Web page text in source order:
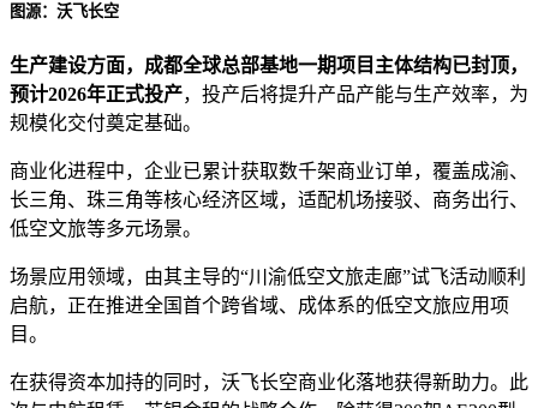
图源：沃飞长空
生产建设方面，成都全球总部基地一期项目主体结构已封顶，
预计2026年正式投产，投产后将提升产品产能与生产效率，为
规模化交付奠定基础。
商业化进程中，企业已累计获取数千架商业订单，覆盖成渝、
长三角、珠三角等核心经济区域，适配机场接驳、商务出行、
低空文旅等多元场景。
场景应用领域，由其主导的“川渝低空文旅走廊”试飞活动顺利
启航，正在推进全国首个跨省域、成体系的低空文旅应用项
目。
在获得资本加持的同时，沃飞长空商业化落地获得新助力。此